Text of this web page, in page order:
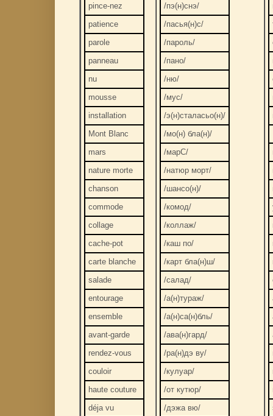
pince-nez
patience
parole
panneau
nu
mousse
installation
Mont Blanc
mars
nature morte
chanson
commode
collage
cache-pot
carte blanche
salade
entourage
ensemble
avant-garde
rendez-vous
couloir
haute couture
déja vu
/пэ(н)снэ/
/пасья(н)с/
/пароль/
/пано/
/ню/
/мус/
/э(н)сталасьо(н)/
/мо(н) бла(н)/
/марС/
/натюр морт/
/шансо(н)/
/комод/
/коллаж/
/каш по/
/карт бла(н)ш/
/салад/
/а(н)тураж/
/а(н)са(н)бль/
/ава(н)гард/
/ра(н)дэ ву/
/кулуар/
/от кутюр/
/дэжа вю/